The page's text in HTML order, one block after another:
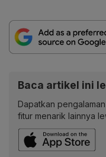
Baca artikel ini
Dapatkan
fitur menarik lainnya